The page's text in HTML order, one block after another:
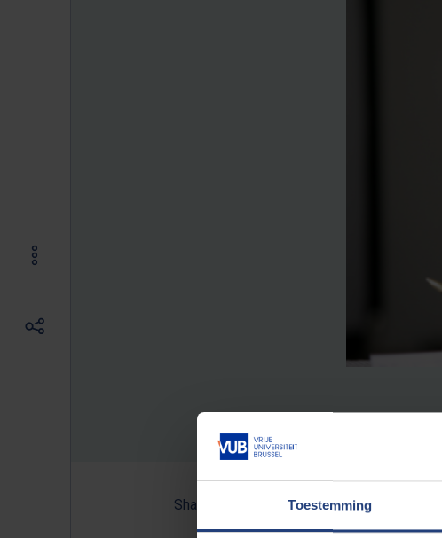
Toestemming
Share: